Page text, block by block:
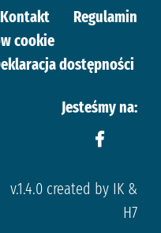
Kontakt
Regulamin
cookie
dostępności
Jesteśmy na:
v.1.4.0 created by IK &
H7